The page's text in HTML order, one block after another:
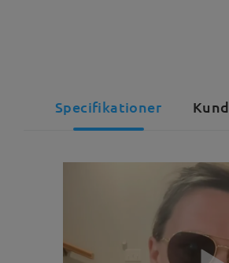
Specifikationer